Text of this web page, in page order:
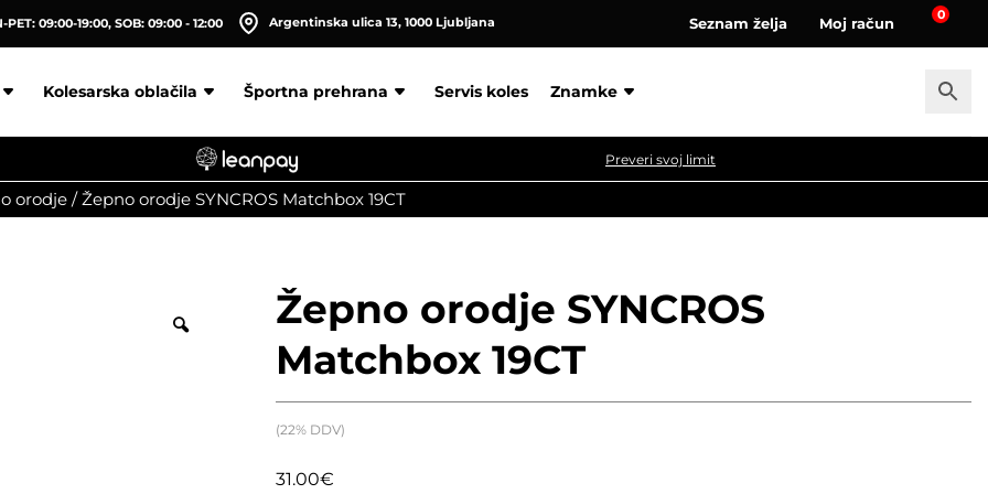
PET: 09:00-19:00, SOB: 09:00 - 12:00 Argentinska ulica 13, 1000 Ljubljana Seznam želja Moj račun 0
Kolesarska oblačila Športna prehrana Servis koles Znamke
Preveri svoj limit
orodje /Žepno orodje SYNCROS Matchbox 19CT
Žepno orodje SYNCROS
Matchbox 19CT
31.00€
(22% DDV)